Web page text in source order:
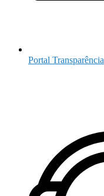
Portal Transparência